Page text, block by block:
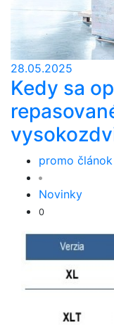
28.05.2025
Kedy sa
promo článok
Novinky
0